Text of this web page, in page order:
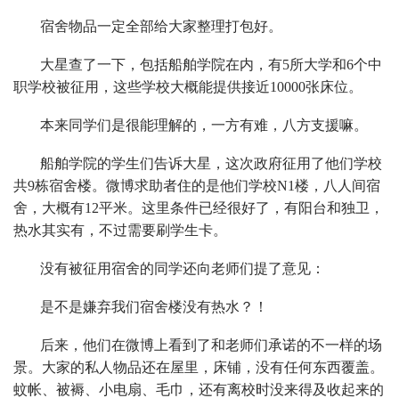
宿舍物品一定全部给大家整理打包好。
大星查了一下，包括船舶学院在内，有5所大学和6个中
职学校被征用，这些学校大概能提供接近10000张床位。
本来同学们是很能理解的，一方有难，八方支援嘛。
船舶学院的学生们告诉大星，这次政府征用了他们学校
共9栋宿舍楼。微博求助者住的是他们学校N1楼，八人间宿
舍，大概有12平米。这里条件已经很好了，有阳台和独卫，
热水其实有，不过需要刷学生卡。
没有被征用宿舍的同学还向老师们提了意见：
是不是嫌弃我们宿舍楼没有热水？！
后来，他们在微博上看到了和老师们承诺的不一样的场
景。大家的私人物品还在屋里，床铺，没有任何东西覆盖。
蚊帐、被褥、小电扇、毛巾，还有离校时没来得及收起来的